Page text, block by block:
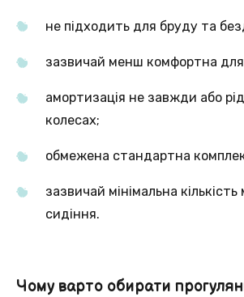
не підходить для бруду та
зазвичай менш комфортна
амортизація не завжди або
колесах;
обмежена стандартна
зазвичай мінімальна кількість
сидіння.
Чому варто обирати